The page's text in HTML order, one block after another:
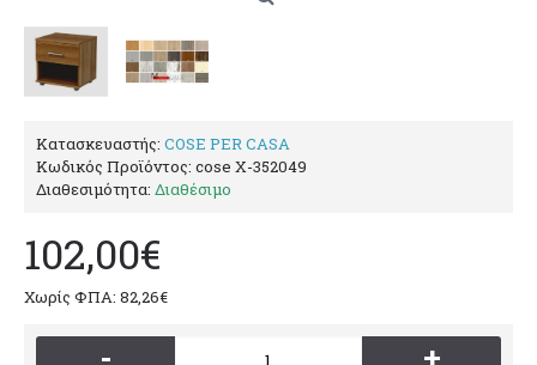
Κατασκευαστής: COSE PER CASA
Κωδικός Προϊόντος: cose X-352049
Διαθεσιμότητα: Διαθέσιμο
102,00€
Χωρίς ΦΠΑ: 82,26€